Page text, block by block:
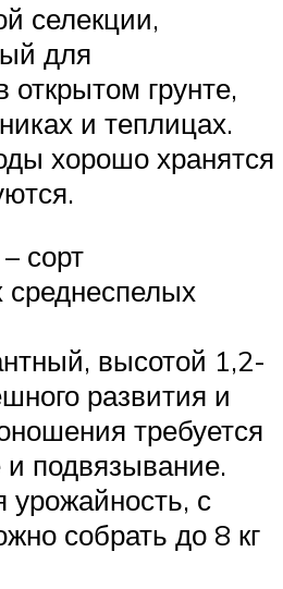
селекции,
для
грунте,
и теплицах.
хорошо хранятся
сорт
среднеспелых
высотой 1,2-
развития и
требуется
подвязывание.
с
собрать до 8 кг